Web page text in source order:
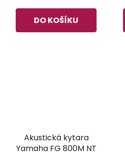
DO KOŠÍKU
Akustická kytara
Yamaha FG 800M NT